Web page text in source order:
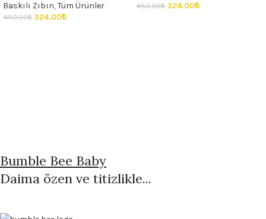
Baskılı Zıbın,Tüm Ürünler
450.00₺ 324.00₺
450.00₺ 324.00₺
Bumble Bee Baby
Daima özen ve titizlikle...